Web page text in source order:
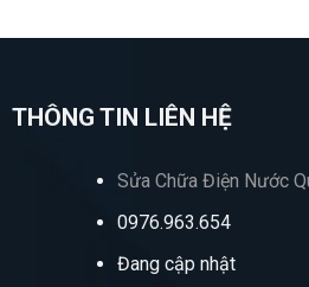
THÔNG TIN LIÊN HỆ
Sửa Chữa Điện Nước
0976.963.654
Đang cập nhật